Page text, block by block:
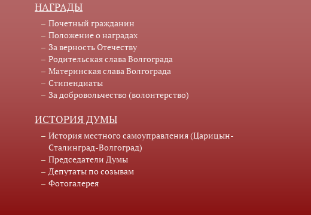
НАГРАДЫ
Почетный гражданин
Положение о наградах
За верность Отечеству
Родительская слава Волгограда
Материнская слава Волгограда
Стипендиаты
За добровольчество (волонтерство)
ИСТОРИЯ ДУМЫ
История местного самоуправления (Царицын-
Сталинград-Волгоград)
Председатели Думы
Депутаты по созывам
Фотогалерея